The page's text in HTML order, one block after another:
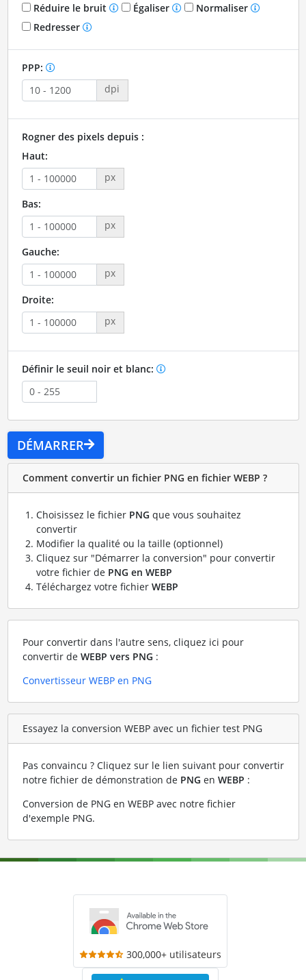
Réduire le bruit
Égaliser
Normaliser
Redresser
PPP:
dpi
Rogner des pixels depuis :
Haut:
px
Bas:
px
Gauche:
px
Droite:
px
Définir le seuil noir et blanc:
DÉMARRER
Comment convertir un fichier PNG en fichier WEBP ?
Choisissez le fichier PNG que vous souhaitez
convertir
Modifier la qualité ou la taille (optionnel)
Cliquez sur "Démarrer la conversion" pour convertir
votre fichier de PNG en WEBP
Téléchargez votre fichier WEBP
Pour convertir dans l'autre sens, cliquez ici pour
convertir de WEBP vers PNG :
Convertisseur WEBP en PNG
Essayez la conversion WEBP avec un fichier test PNG
Pas convaincu ? Cliquez sur le lien suivant pour convertir
notre fichier de démonstration de PNG en WEBP :
Conversion de PNG en WEBP avec notre fichier
d'exemple PNG.
300,000+ utilisateurs